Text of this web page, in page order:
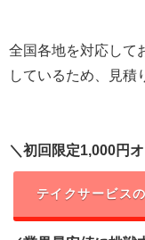
全国各地を対応して
しているため、見積
＼初回限定1,000円
テイクサービス